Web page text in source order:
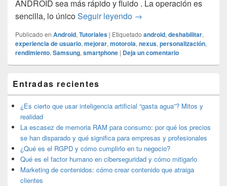
ANDROID sea más rápido y fluido . La operación es
sencilla, lo únicoSeguir leyendo Mejora el rendimiento de
→
Publicado en Android, Tutoriales | Etiquetado android, deshabilitar,
experiencia de usuario, mejorar, motorola, nexus, personalización,
rendimiento, Samsung, smartphone | Deja un comentario
área
de
widget
barra
lateral
primaria
Entradas recientes
¿Es cierto que usar inteligencia artificial “gasta agua”? Mitos y
realidad
La escasez de memoria RAM para consumo: por qué los precios
se han disparado y qué significa para empresas y profesionales
¿Qué es el RGPD y cómo cumplirlo en tu negocio?
Qué es el factor humano en ciberseguridad y cómo mitigarlo
Marketing de contenidos: cómo crear contenido que atraiga
clientes